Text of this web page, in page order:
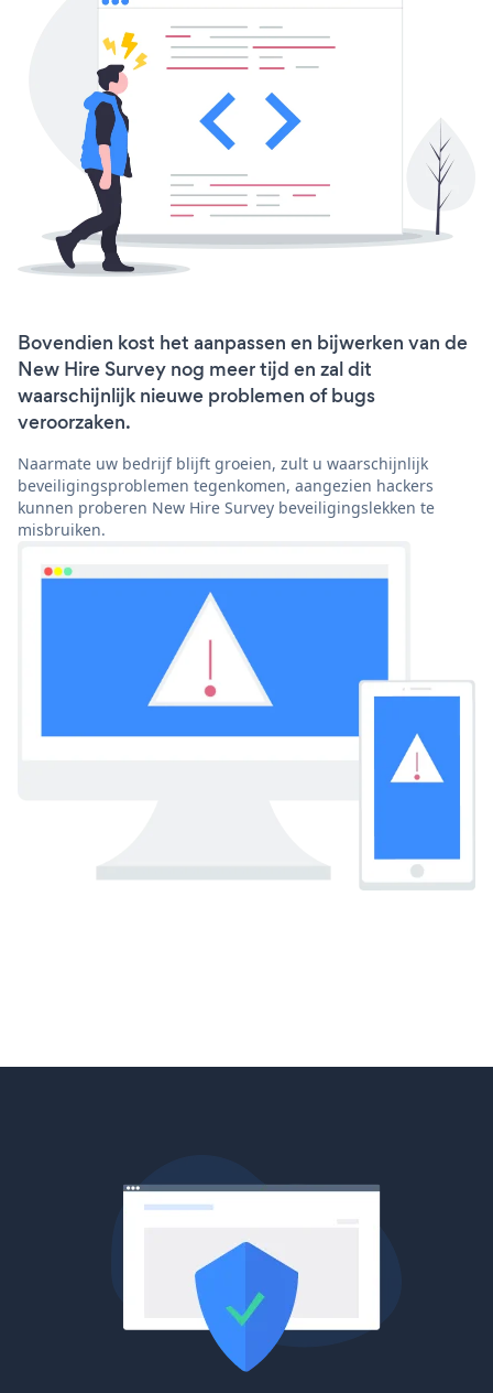
Bovendien kost het aanpassen en bijwerken van de
New Hire Survey nog meer tijd en zal dit
waarschijnlijk nieuwe problemen of bugs
veroorzaken.
Naarmate uw bedrijf blijft groeien, zult u waarschijnlijk
beveiligingsproblemen tegenkomen, aangezien hackers
kunnen proberen New Hire Survey beveiligingslekken te
misbruiken.